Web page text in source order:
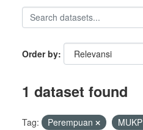
Order by
1 dataset found
Tag: Perempuan MUKP